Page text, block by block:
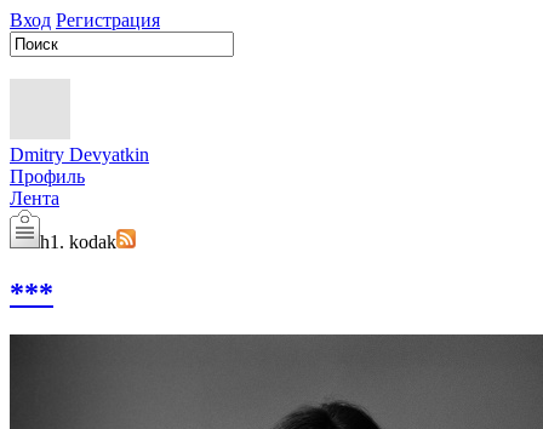
Вход Регистрация
Dmitry Devyatkin
Профиль
Лента
h1. kodak
***